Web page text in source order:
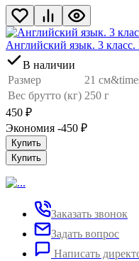
Английский язык. 3
В наличии
Размер
21
Вес брутто (кг) 250 г
450 ₽
Экономия -450 ₽
Купить
Купить
Заказать звонок
Задать вопрос
Написать